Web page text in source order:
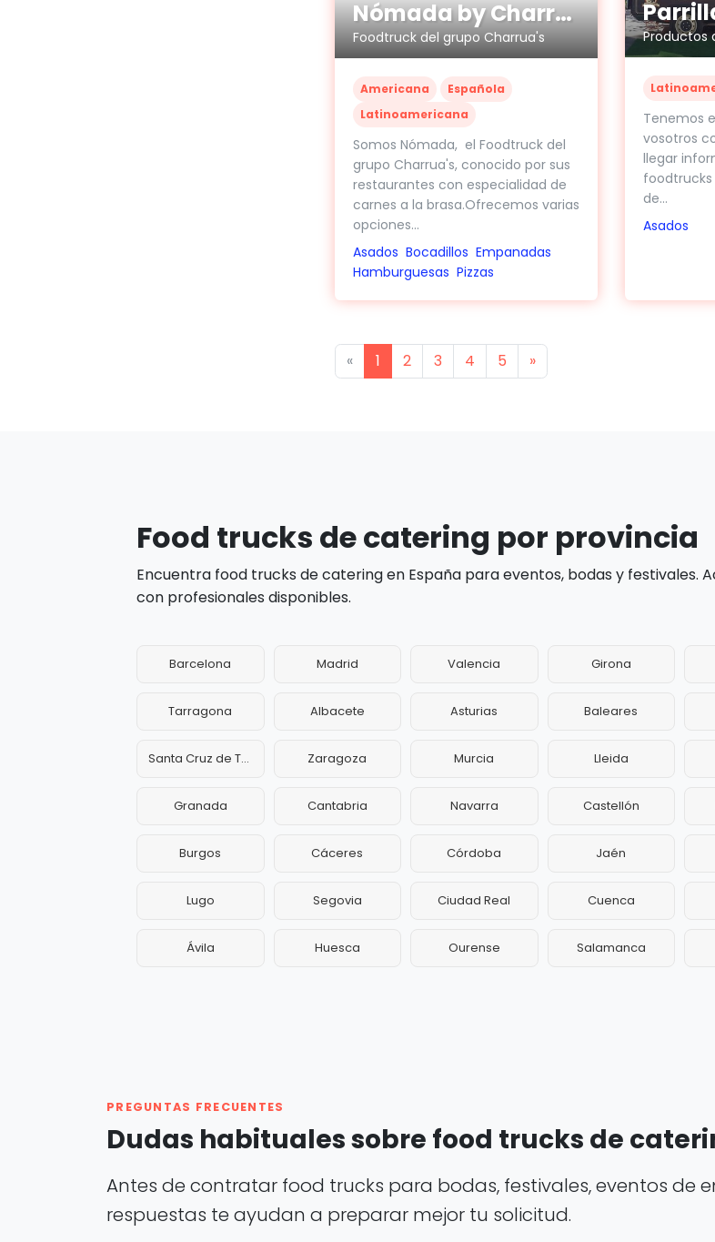
Nómada by Charrua's
Foodtruck del grupo Charrua's
Americana
Española
Latinoamericana
Somos Nómada, el Foodtruck del
grupo Charrua's, conocido por sus
restaurantes con especialidad de
carnes a la brasa.Ofrecemos varias
opciones...
Asados Bocadillos Empanadas
Hamburguesas Pizzas
Productos
Tenemos
vosotros
llegar
de...
Asados
«Previous
1 2 3 4 5 »Next
Food trucks de catering por provincia
Encuentra food trucks de catering en España para eventos, bodas y
con profesionales disponibles.
Barcelona Madrid Valencia Girona
Tarragona Albacete Asturias Baleares
Santa Cruz de Tenerife Zaragoza Murcia Lleida
Granada Cantabria Navarra Castellón
Burgos Cáceres Córdoba Jaén
Lugo Segovia Ciudad Real Cuenca
Ávila Huesca Ourense Salamanca
PREGUNTAS FRECUENTES
Dudas habituales sobre food trucks de
Antes de contratar food trucks para bodas, festivales, eventos de
respuestas te ayudan a preparar mejor tu solicitud.